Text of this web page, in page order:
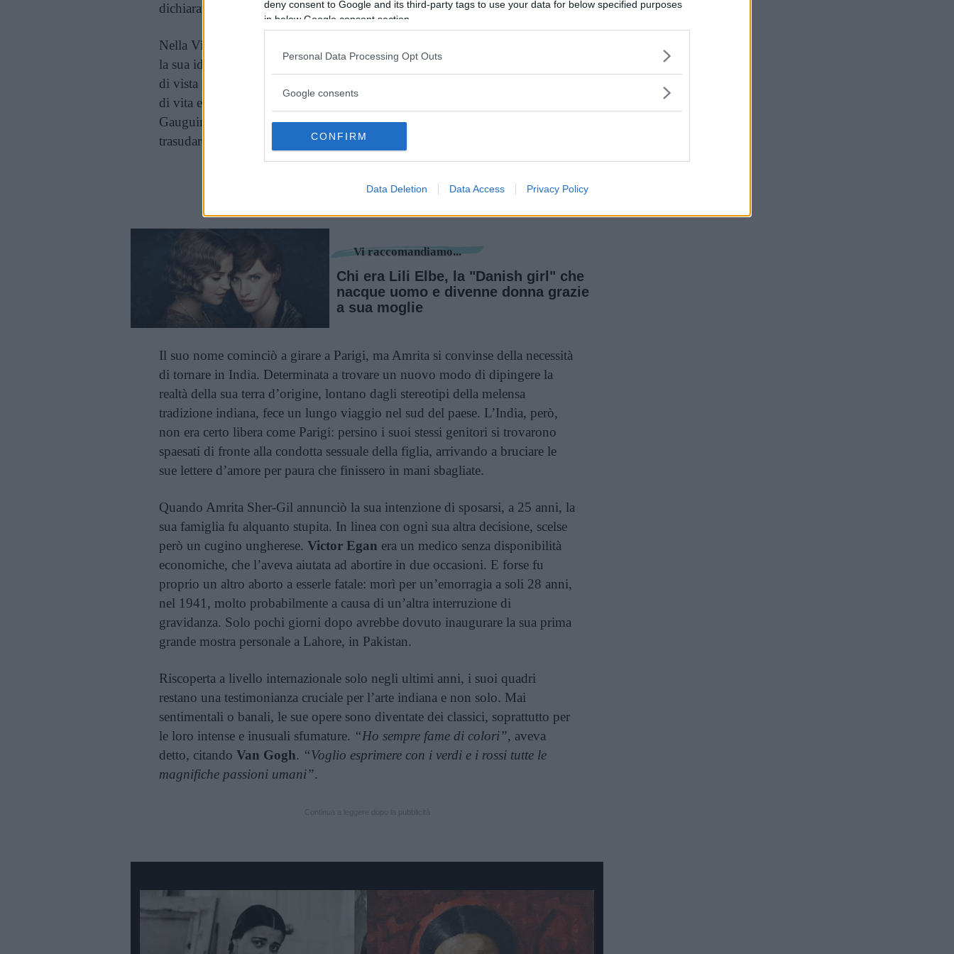
deny consent to Google and its third-party tags to use your data for below specified purposes
in below Google consent section.
Personal Data Processing Opt Outs
Google consents
CONFIRM
Data Deletion Data Access Privacy Policy
dichiarata atea.
Nella Ville Lumière, Amrita Sher-Gil cominciò a sperimentare, giocando con
la sua identità. Si vestiva sia all’occidentale che con il sari e anche dal punto
di vista sessuale si lanciò in avventure con donne e con uomini. Era affamata
di vita e manifestava il suo appetito anche nella sua arte. Influenzata da
Gauguin, Modigliani, Cézanne e Renoir, credeva che ogni quadro dovesse
trasudare vita e carnalità.
Vi raccomandiamo...
Chi era Lili Elbe, la "Danish girl" che
nacque uomo e divenne donna grazie
a sua moglie
Il suo nome cominciò a girare a Parigi, ma Amrita si convinse della necessità
di tornare in India. Determinata a trovare un nuovo modo di dipingere la
realtà della sua terra d’origine, lontano dagli stereotipi della melensa
tradizione indiana, fece un lungo viaggio nel sud del paese. L’India, però,
non era certo libera come Parigi: persino i suoi stessi genitori si trovarono
spaesati di fronte alla condotta sessuale della figlia, arrivando a bruciare le
sue lettere d’amore per paura che finissero in mani sbagliate.
Quando Amrita Sher-Gil annunciò la sua intenzione di sposarsi, a 25 anni, la
sua famiglia fu alquanto stupita. In linea con ogni sua altra decisione, scelse
però un cugino ungherese. Victor Egan era un medico senza disponibilità
economiche, che l’aveva aiutata ad abortire in due occasioni. E forse fu
proprio un altro aborto a esserle fatale: morì per un’emorragia a soli 28 anni,
nel 1941, molto probabilmente a causa di un’altra interruzione di
gravidanza. Solo pochi giorni dopo avrebbe dovuto inaugurare la sua prima
grande mostra personale a Lahore, in Pakistan.
Riscoperta a livello internazionale solo negli ultimi anni, i suoi quadri
restano una testimonianza cruciale per l’arte indiana e non solo. Mai
sentimentali o banali, le sue opere sono diventate dei classici, soprattutto per
le loro intense e inusuali sfumature. “Ho sempre fame di colori”, aveva
detto, citando Van Gogh. “Voglio esprimere con i verdi e i rossi tutte le
magnifiche passioni umani”.